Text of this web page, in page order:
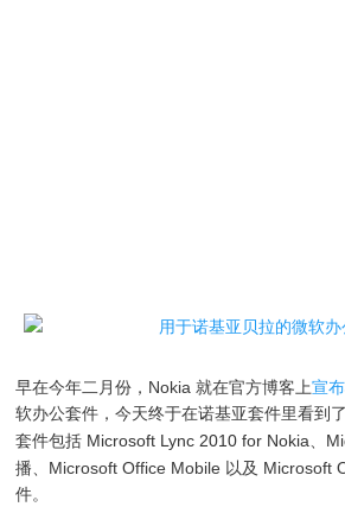
早在今年二月份，Nokia 就在官方博客上宣布
软办公套件，今天终于在诺基亚套件里看到
套件包括 Microsoft Lync 2010 for Nokia 、
播、Microsoft Office Mobile 以及 Microsoft
件。